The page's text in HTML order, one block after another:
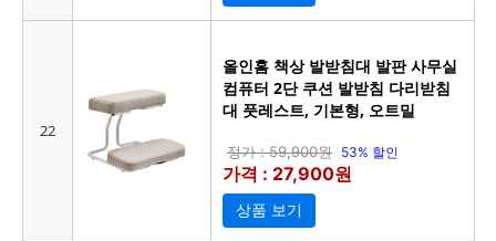
22
올인홈 책상 발받침대 발판 사무실
컴퓨터 2단 쿠션 발받침 다리받침
대 풋레스트, 기본형, 오트밀
정가 : 59,900원 53% 할인
가격 : 27,900원
상품 보기